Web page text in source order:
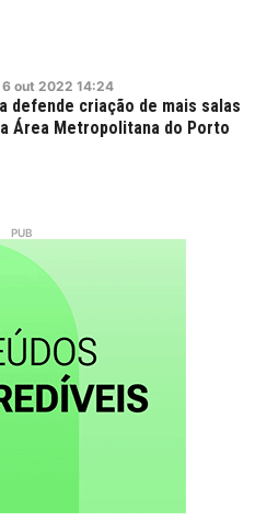
6 out 2022 14:24
defende criação de mais salas
Área Metropolitana do Porto